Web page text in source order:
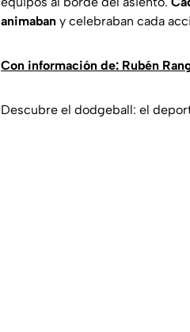
animaban y celebraban cada
Con información de: Rubén
Descubre el dodgeball: el